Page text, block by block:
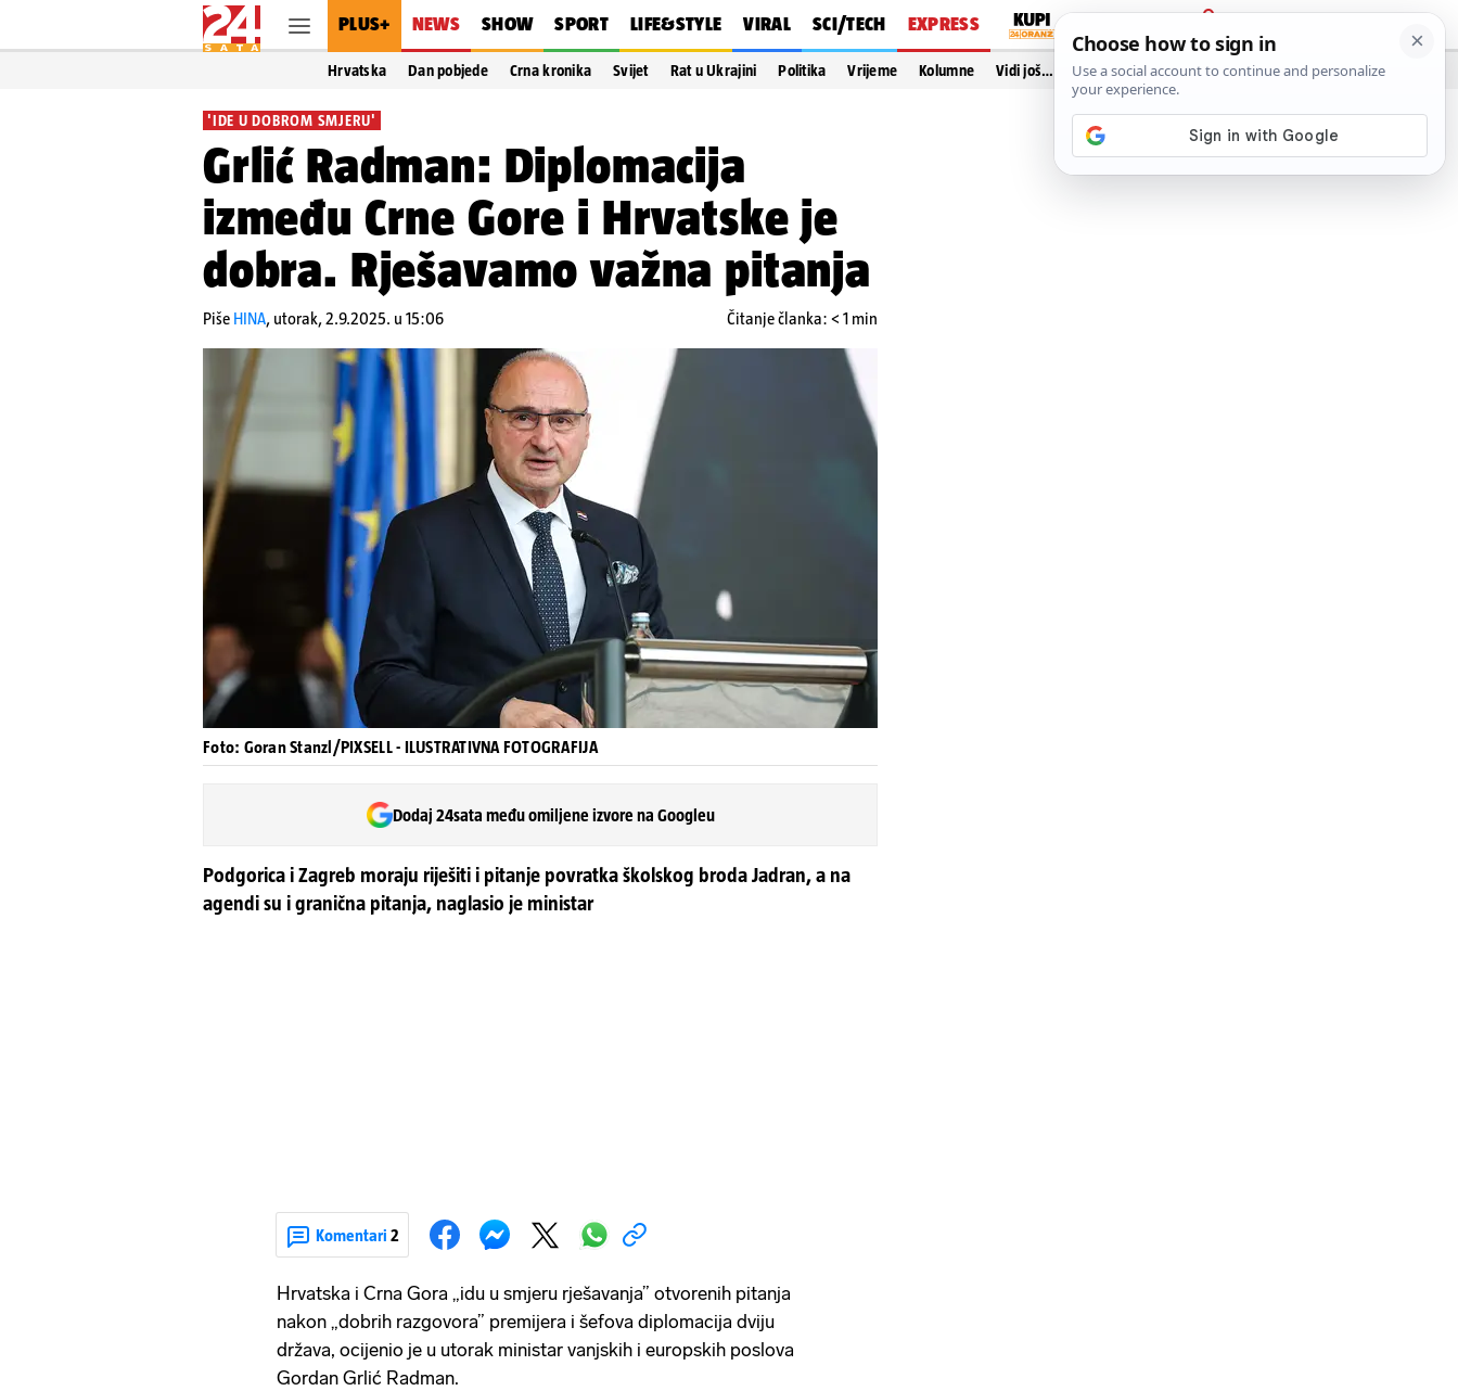
PLUS+ NEWS SHOW SPORT LIFE&STYLE VIRAL SCI/TECH EXPRESS
PRIJAVA
Hrvatska Dan pobjede Crna kronika Svijet Rat u Ukrajini Politika Vrijeme Kolumne Vidi još…
'IDE U DOBROM SMJERU'
Grlić Radman: Diplomacija
između Crne Gore i Hrvatske je
dobra. Rješavamo važna pitanja
Piše HINA, utorak, 2.9.2025. u 15:06 Čitanje članka: < 1 min
Foto: Goran Stanzl/PIXSELL - ILUSTRATIVNA FOTOGRAFIJA
Dodaj 24sata među omiljene izvore na Googleu
Podgorica i Zagreb moraju riješiti i pitanje povratka školskog broda Jadran, a na
agendi su i granična pitanja, naglasio je ministar
Komentari 2
Hrvatska i Crna Gora „idu u smjeru rješavanja” otvorenih pitanja
nakon „dobrih razgovora” premijera i šefova diplomacija dviju
država, ocijenio je u utorak ministar vanjskih i europskih poslova
Gordan Grlić Radman.